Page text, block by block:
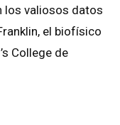
los valiosos datos
el biofísico
College de